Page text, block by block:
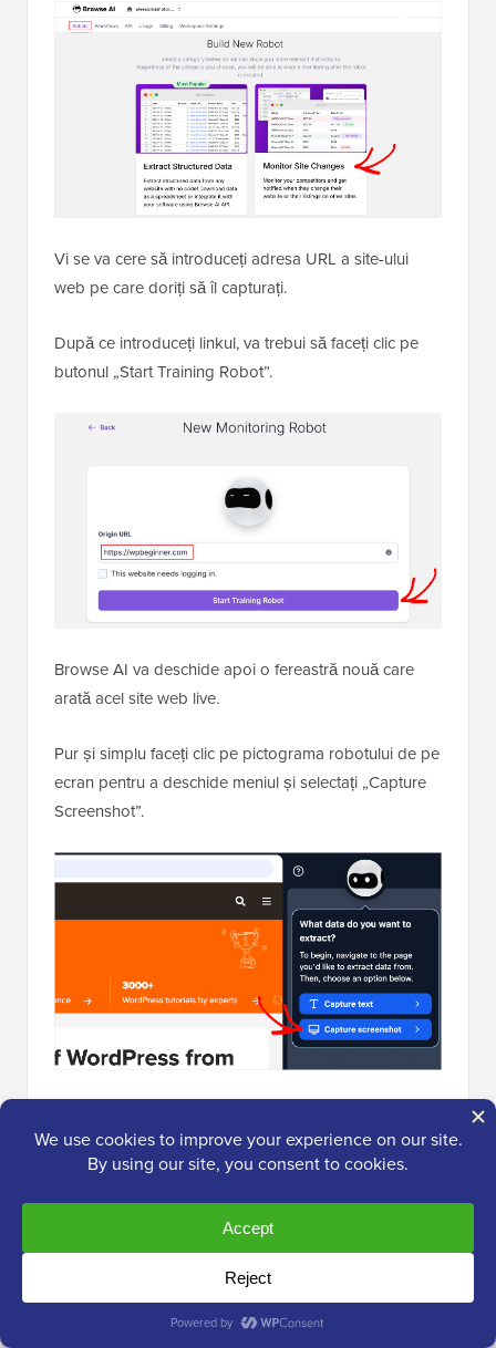
Vi se va cere să introduceți adresa URL a site-ului
web pe care doriți să îl capturați.
După ce introduceți linkul, va trebui să faceți clic pe
butonul „Start Training Robot”.
Browse AI va deschide apoi o fereastră nouă care
arată acel site web live.
Pur și simplu faceți clic pe pictograma robotului de pe
ecran pentru a deschide meniul și selectați „Capture
Screenshot”.
paginii doriți să capturați. Puteți selecta „Pagină
întreagă” dacă doriți o captură de ecran completă, de
secțiunea de sus a site-ului web.
Apoi, Browse AI vă va cere să dați un nume capturii
de ecran. Puteți tasta ceva ușor de reținut, cum ar fi